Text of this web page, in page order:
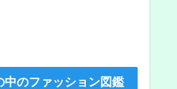
中のファッション図鑑